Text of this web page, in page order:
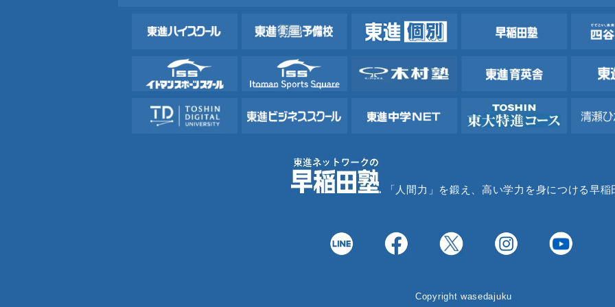
「人間力」を鍛え、高い学力を身につける早稲
Copyright wasedajuku